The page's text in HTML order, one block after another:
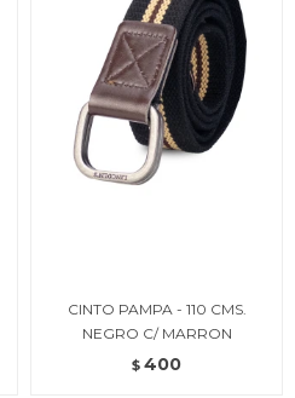
CINTO PAMPA - 110 CMS.
NEGRO C/ MARRON
$ 400